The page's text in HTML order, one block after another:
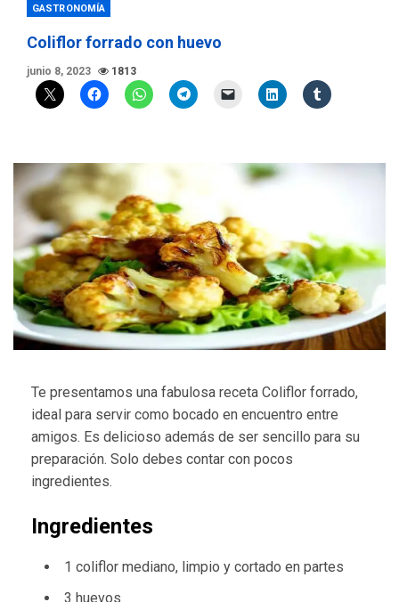
GASTRONOMÍA
Coliflor forrado con huevo
junio 8, 2023 1813
Te presentamos una fabulosa receta Coliflor forrado,
ideal para servir como bocado en encuentro entre
amigos. Es delicioso además de ser sencillo para su
preparación. Solo debes contar con pocos
ingredientes.
Ingredientes
1 coliflor mediano, limpio y cortado en partes
3 huevos